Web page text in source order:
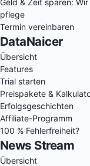
pflege
Termin vereinbaren
DataNaicer
Übersicht
Features
Trial starten
Preispakete &
Erfolgsgeschichten
Affiliate-Programm
100 % Fehlerfreiheit?
News Stream
Übersicht